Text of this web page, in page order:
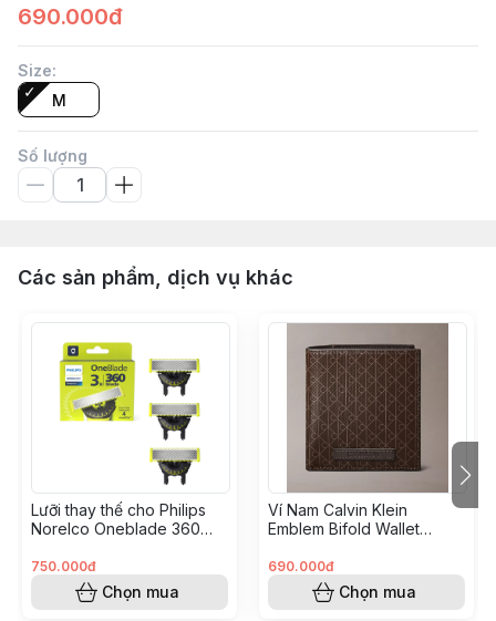
690.000đ
Size:
M
Số lượng
Các sản phẩm, dịch vụ khác
Lưỡi thay thế cho Philips
Norelco Oneblade 360
750.000đ
Chọn mua
Ví Nam Calvin Klein
Emblem Bifold Wallet
690.000đ
Chọn mua